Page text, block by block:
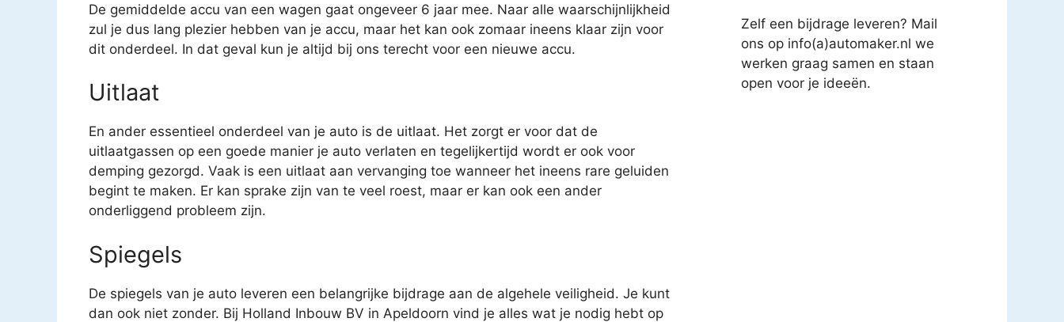
De gemiddelde accu van een wagen gaat ongeveer 6 jaar mee. Naar alle waarschijnlijkheid
zul je dus lang plezier hebben van je accu, maar het kan ook zomaar ineens klaar zijn voor
dit onderdeel. In dat geval kun je altijd bij ons terecht voor een nieuwe accu.
Uitlaat
En ander essentieel onderdeel van je auto is de uitlaat. Het zorgt er voor dat de
uitlaatgassen op een goede manier je auto verlaten en tegelijkertijd wordt er ook voor
demping gezorgd. Vaak is een uitlaat aan vervanging toe wanneer het ineens rare geluiden
begint te maken. Er kan sprake zijn van te veel roest, maar er kan ook een ander
onderliggend probleem zijn.
Spiegels
De spiegels van je auto leveren een belangrijke bijdrage aan de algehele veiligheid. Je kunt
dan ook niet zonder. Bij Holland Inbouw BV in Apeldoorn vind je alles wat je nodig hebt op
Zelf een bijdrage leveren? Mail
ons op info(a)automaker.nl we
werken graag samen en staan
open voor je ideeën.